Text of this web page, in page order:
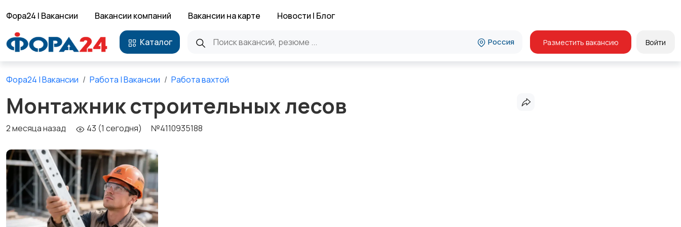
Фора24 | Вакансии Вакансии компаний Вакансии на карте Новости | Блог
Каталог Россия Разместить вакансию Войти
Фора24 | Вакансии Работа | Вакансии Работа вахтой
Монтажник строительных лесов
2 месяца назад 43 (1 сегодня) №4110935188